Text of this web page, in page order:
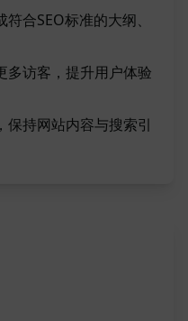
合SEO标准的大纲、
多访客，提升用户体验
保持网站内容与搜索引